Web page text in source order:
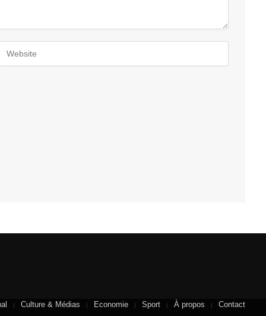
Culture & Médias Economie Sport À propos Contact